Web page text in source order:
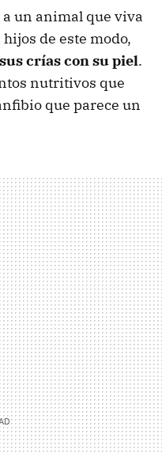
un animal que viva
de este modo,
crías con su piel.
nutritivos que
que parece un